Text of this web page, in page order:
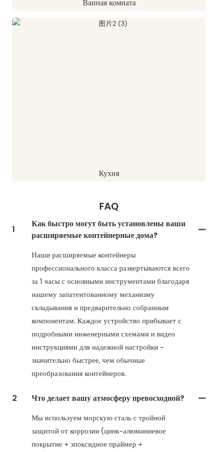
Ванная комната
Кухня
FAQ
1
Как быстро могут быть установлены ваши
расширяемые контейнерные дома?
Наши расширяемые контейнеры
профессионального класса развертываются всего
за 1 часы с основными инструментами благодаря
нашему запатентованному механизму
складывания и предварительно собранным
компонентам. Каждое устройство прибывает с
подробными инженерными схемами и видео
инструкциями для надежной настройки -
значительно быстрее, чем обычные
преобразования контейнеров.
2 Что делает вашу атмосферу превосходной?
Мы используем морскую сталь с тройной
защитой от коррозии (цинк-алюминиевое
покрытие + эпоксидное праймер +